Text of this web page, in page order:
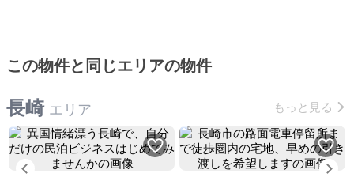
この物件と同じエリアの物件
長崎 エリア もっと見る
Previous